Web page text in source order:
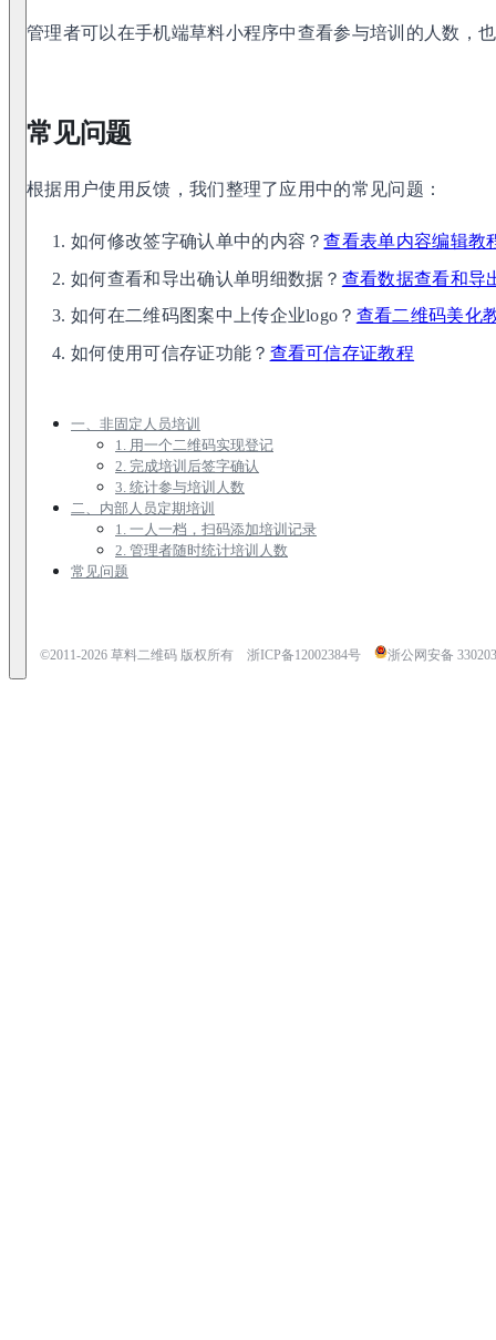
管理者可以在手机端草料小程序中查看参与培训的人数，
常见问题
根据用户使用反馈，我们整理了应用中的常见问题：
如何修改签字确认单中的内容？查看表单内容编辑教
如何查看和导出确认单明细数据？ 查看数据查看和导
如何在二维码图案中上传企业logo？ 查看二维码美化
如何使用可信存证功能？ 查看可信存证教程
一、非固定人员培训
1. 用一个二维码实现登记
2. 完成培训后签字确认
3. 统计参与培训人数
二、内部人员定期培训
1. 一人一档，扫码添加培训记录
2. 管理者随时统计培训人数
常见问题
©2011-2026草料二维码 版权所有 浙ICP备12002384号 浙公网安备